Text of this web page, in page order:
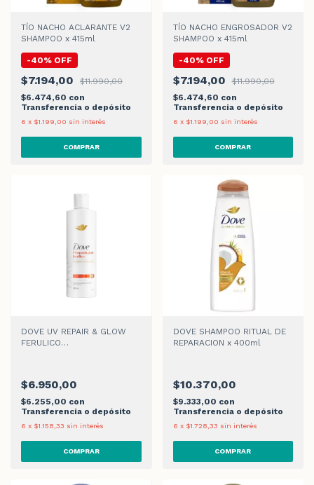
TÍO NACHO ACLARANTE V2
SHAMPOO x 415ml
-40% OFF
$7.194,00
$11.990,00
$6.474,60 con
Transferencia o depósito
6 x $1.199,00 sin interés
TÍO NACHO ENGROSADOR V2
SHAMPOO x 415ml
-40% OFF
$7.194,00
$11.990,00
$6.474,60 con
Transferencia o depósito
6 x $1.199,00 sin interés
DOVE UV REPAIR & GLOW
FERULICO
$6.950,00
$6.255,00 con
Transferencia o depósito
6 x $1.158,33 sin interés
DOVE SHAMPOO RITUAL DE
REPARACION x 400ml
$10.370,00
$9.333,00 con
Transferencia o depósito
6 x $1.728,33 sin interés